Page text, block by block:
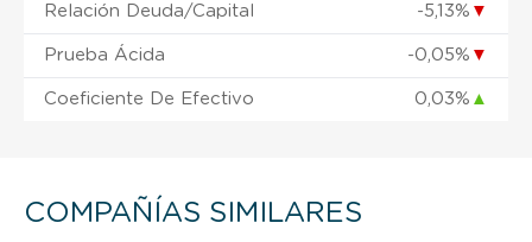
Relación Deuda/Capital -5,13% ▼
Prueba Ácida -0,05% ▼
Coeficiente De Efectivo 0,03% ▲
COMPAÑÍAS SIMILARES